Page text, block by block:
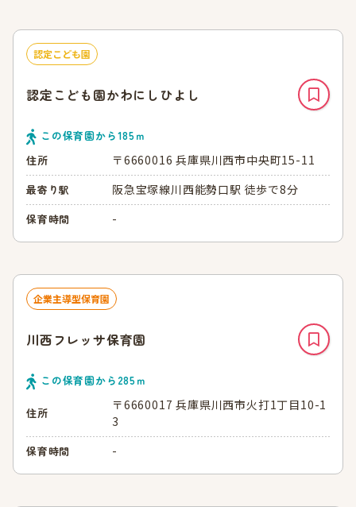
認定こども園
認定こども園かわにしひよし
この保育園から185ｍ
住所
〒6660016 兵庫県川西市中央町15-11
最寄り駅 阪急宝塚線川西能勢口駅 徒歩で8分
保育時間 -
企業主導型保育園
川西フレッサ保育園
この保育園から 285ｍ
住所
〒6660017 兵庫県川西市火打1丁目10-1
3
保育時間 -